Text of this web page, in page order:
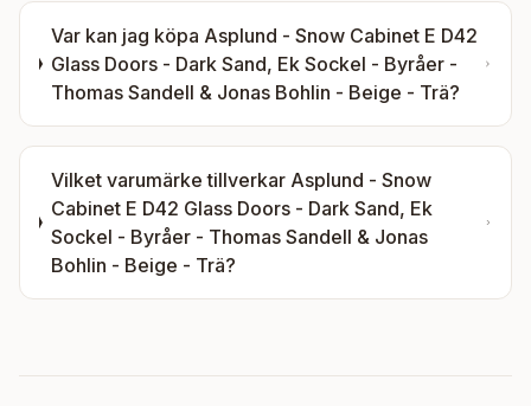
Var kan jag köpa Asplund - Snow Cabinet E D42
Glass Doors - Dark Sand, Ek Sockel - Byråer -
Thomas Sandell & Jonas Bohlin - Beige - Trä?
Vilket varumärke tillverkar Asplund - Snow
Cabinet E D42 Glass Doors - Dark Sand, Ek
Sockel - Byråer - Thomas Sandell & Jonas
Bohlin - Beige - Trä?